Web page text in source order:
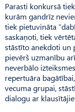
Parasti konkursā
kurām gandrīz
tiek pietuvināta
saskaņoti, tiek
stāstīto anekdoti un
pievērš uzmanību
neverbālo
repertuāra
vecuma grupai,
dialogu ar